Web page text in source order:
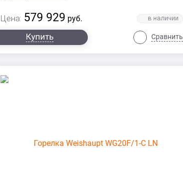
Цена: 579 929 руб.
Купить Сравнить